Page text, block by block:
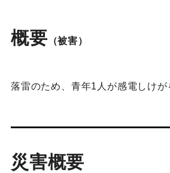
概要 （被害）
落雷のため、青年1人が感電しけが
災害概要